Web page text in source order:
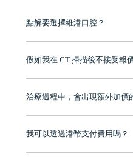
點解要選擇維港口腔？
維港口腔踐行「醫道濟世」的大
牌」、「2025香港企業領袖品牌
至今已服務超過三十個國家和地
市市民極高的口碑評價及信任推薦
有咨詢及服務保障中心，有任何
假如我在 CT 掃描後不接受報
治療過程中，會出現額外加價
我可以透過港幣支付費用嗎？